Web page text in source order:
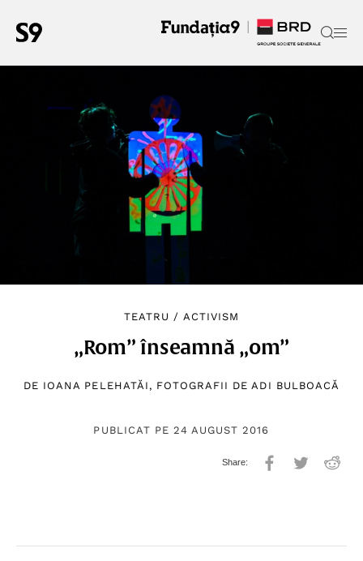
TEATRU / ACTIVISM
„Rom” înseamnă „om”
DE IOANA PELEHATĂI , FOTOGRAFII DEADI BULBOACĂ
PUBLICAT PE 24 AUGUST 2016